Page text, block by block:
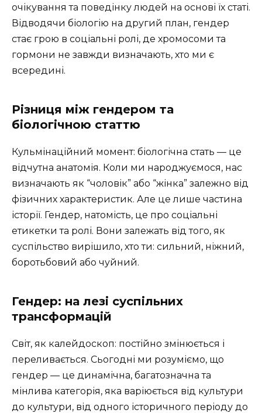
очікування та поведінку людей на основі їх статі.
Відводячи біологію на другий план, гендер
стає грою в соціальні ролі, де хромосоми та
гормони не завжди визначають, хто ми є
всередині.
Різниця між гендером та
біологічною статтю
Кульмінаційний момент: біологічна стать — це
відчутна анатомія. Коли ми народжуємося, нас
визначають як “чоловік” або “жінка” залежно від
фізичних характеристик. Але це лише частина
історії. Гендер, натомість, це про соціальні
етикетки та ролі. Вони залежать від того, як
суспільство вирішило, хто ти: сильний, ніжний,
боротьбовий або чуйний.
Гендер: на лезі суспільних
трансформацій
Світ, як калейдоскоп: постійно змінюється і
переливається. Сьогодні ми розуміємо, що
гендер — це динамічна, багатозначна та
мінлива категорія, яка варіюється від культури
до культури, від одного історичного періоду до